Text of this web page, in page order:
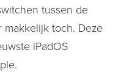
tussen de
makkelijk toch. Deze
iPadOS